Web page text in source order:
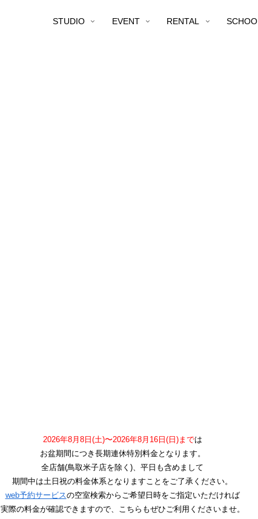
STUDIO EVENT RENTAL
2026年8月8日(土)〜2026年8月16日(日)までは
お盆期間につき長期連休特別料金となります。
全店舗(鳥取米子店を除く)、平日も含めまして
期間中は土日祝の料金体系となりますことをご了承ください。
web予約サービスの空室検索からご希望日時をご指定いただければ
実際の料金が確認できますので、こちらもぜひご利用くださいませ。